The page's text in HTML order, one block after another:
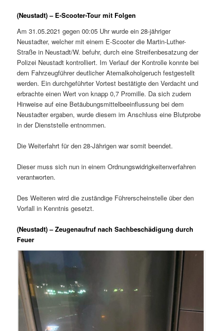
(Neustadt) – E-Scooter-Tour mit Folgen
Am 31.05.2021 gegen 00:05 Uhr wurde ein 28-jähriger
Neustadter, welcher mit einem E-Scooter die Martin-Luther-
Straße in Neustadt/W. befuhr, durch eine Streifenbesatzung der
Polizei Neustadt kontrolliert. Im Verlauf der Kontrolle konnte bei
dem Fahrzeugführer deutlicher Atemalkoholgeruch festgestellt
werden. Ein durchgeführter Vortest bestätigte den Verdacht und
erbrachte einen Wert von knapp 0,7 Promille. Da sich zudem
Hinweise auf eine Betäubungsmittelbeeinflussung bei dem
Neustadter ergaben, wurde diesem im Anschluss eine Blutprobe
in der Dienststelle entnommen.
Die Weiterfahrt für den 28-Jährigen war somit beendet.
Dieser muss sich nun in einem Ordnungswidrigkeitenverfahren
verantworten.
Des Weiteren wird die zuständige Führerscheinstelle über den
Vorfall in Kenntnis gesetzt.
(Neustadt) – Zeugenaufruf nach Sachbeschädigung durch
Feuer